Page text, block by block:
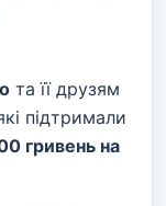
та її друзям
підтримали
гривень на